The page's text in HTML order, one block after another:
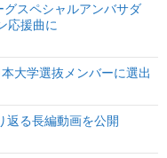
スペシャルアンバサダ
応援曲に
大学選抜メンバーに選出
返る長編動画を公開